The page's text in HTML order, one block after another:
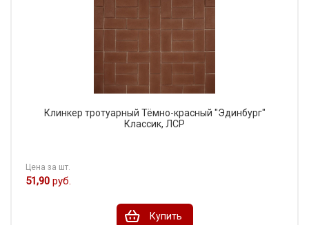
Клинкер тротуарный Тёмно-красный "Эдинбург"
Классик, ЛСР
Цена за шт.
51,90 руб.
Купить